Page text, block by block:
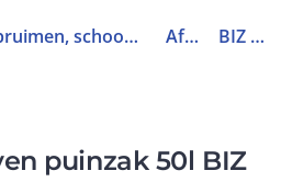
Opruimen, schoonmaken en zuigen Afvalzak BIZ 700215
puinzak 50l BIZ